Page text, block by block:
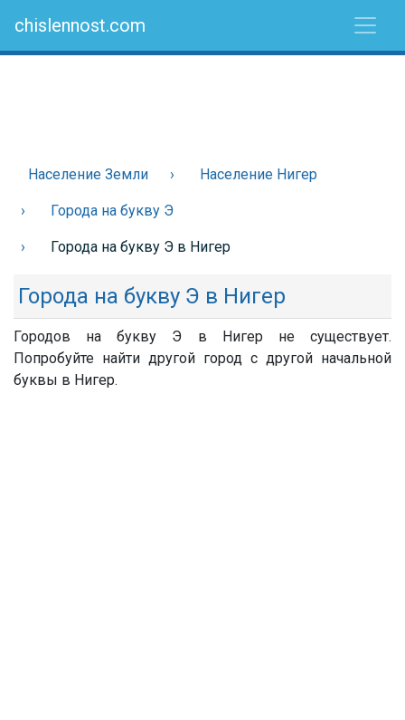
chislennost.com
Население Земли Население Нигер
Города на букву Э
Города на букву Э в Нигер
Города на букву Э в Нигер
Городов на букву Э в Нигер не существует.
Попробуйте найти другой город с другой начальной
буквы в Нигер.